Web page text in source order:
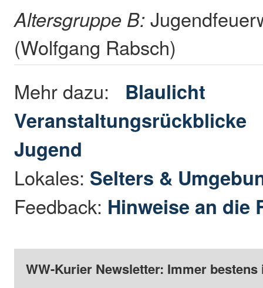
Altersgruppe B:
(Wolfgang Rabsch)
Mehr dazu: Blaulicht
Veranstaltungsrückblicke
Jugend
Lokales: Selters &
Feedback: Hinweise an die
WW-Kurier Newsletter: Immer